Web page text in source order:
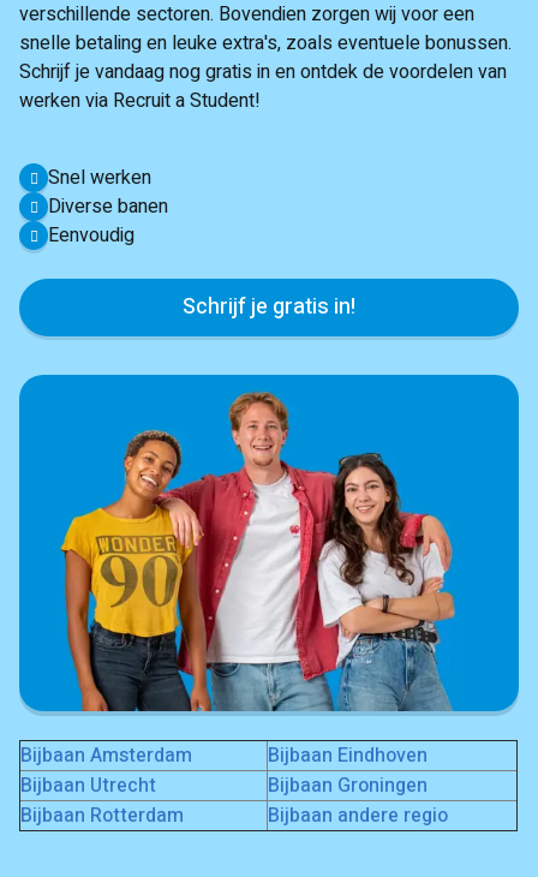
verschillende sectoren. Bovendien zorgen wij voor een
snelle betaling en leuke extra's, zoals eventuele bonussen.
Schrijf je vandaag nog gratis in en ontdek de voordelen van
werken via Recruit a Student!
Snel werken
Diverse banen
Eenvoudig
Schrijf je gratis in!
Bijbaan Amsterdam
Bijbaan Eindhoven
Bijbaan Utrecht
Bijbaan Groningen
Bijbaan Rotterdam
Bijbaan andere regio